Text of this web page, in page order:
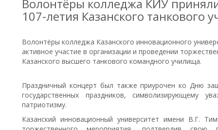
Волонтёры колледжа КИУ
107-летия Казанского танкового
Волонтёры колледжа Казанского инновационного
активное участие в организации и проведении
Казанского высшего танкового командного училища.
Праздничный концерт был также приурочен ко Дню
государственных праздников, символизирующему
патриотизму.
Казанский инновационный университет имени В.Г.